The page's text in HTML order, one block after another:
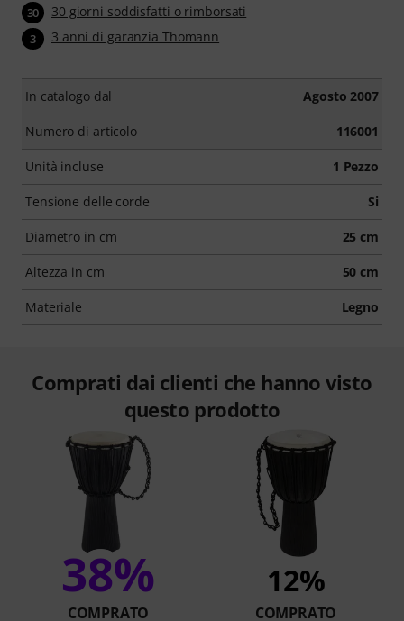
30 30 giorni soddisfatti o rimborsati
3 3 anni di garanzia Thomann
In catalogo dal Agosto 2007
Numero di articolo 116001
Unità incluse 1 Pezzo
Tensione delle corde Si
Diametro in cm 25 cm
Altezza in cm 50 cm
Materiale Legno
Comprati dai clienti che hanno visto
questo prodotto
38%
COMPRATO
12%
COMPRATO